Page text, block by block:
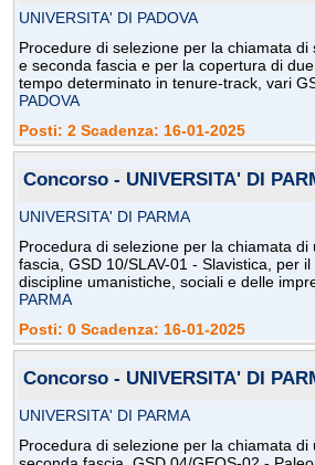
UNIVERSITA' DI PADOVA
Procedure di selezione per la chiamata di
e seconda fascia e per la copertura di
tempo determinato in tenure-track, vari
PADOVA
Posti: 2 Scadenza: 16-01-2025
Concorso - UNIVERSITA' DI
UNIVERSITA' DI PARMA
Procedura di selezione per la chiamata
fascia, GSD 10/SLAV-01 - Slavistica, per
discipline umanistiche, sociali e delle
PARMA
Posti: 0 Scadenza: 16-01-2025
Concorso - UNIVERSITA' DI
UNIVERSITA' DI PARMA
Procedura di selezione per la chiamata di